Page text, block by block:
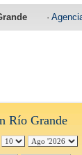
·
Río Grande